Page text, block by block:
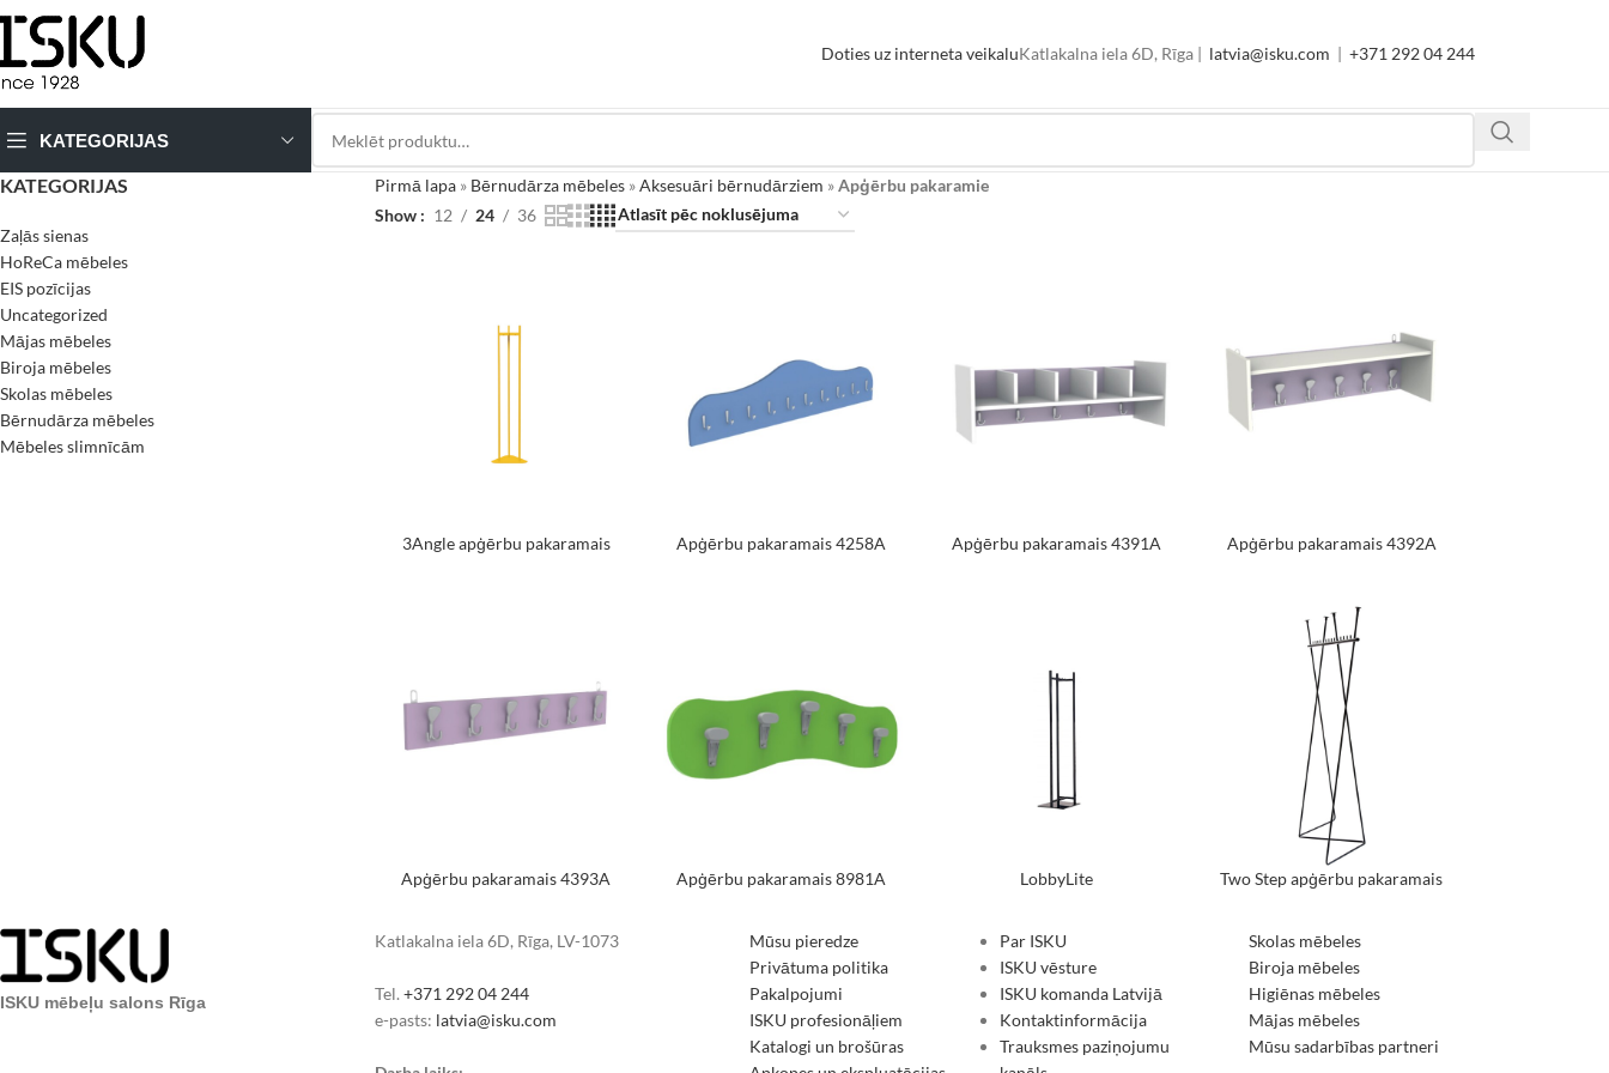
Doties uz interneta veikaluKatlakalna iela 6D, Rīga | latvia@isku.com | +371 292 04 244
KATEGORIJAS
KATEGORIJAS
Zaļās sienas
HoReCa mēbeles
EIS pozīcijas
Uncategorized
Mājas mēbeles
Biroja mēbeles
Skolas mēbeles
Bērnudārza mēbeles
Mēbeles slimnīcām
Pirmā lapa» Bērnudārza mēbeles»Aksesuāri bērnudārziem »Apģērbu pakaramie
Show
12 24 36
3Angle apģērbu pakaramais Apģērbu pakaramais 4258A Apģērbu pakaramais 4391A Apģērbu pakaramais 4392A
Apģērbu pakaramais 4393A Apģērbu pakaramais 8981A LobbyLite Two Step apģērbu pakaramais
ISKU mēbeļu salons Rīga
Katlakalna iela 6D, Rīga, LV-1073
Tel.+371 292 04 244
e-pasts: latvia@isku.com
Mūsu pieredze
Privātuma politika
Pakalpojumi
ISKU profesionāļiem
Katalogi un brošūras
Par ISKU
ISKU vēsture
ISKU komanda Latvijā
Kontaktinformācija
Trauksmes paziņojumu
Skolas mēbeles
Biroja mēbeles
Higiēnas mēbeles
Mājas mēbeles
Mūsu sadarbības partneri